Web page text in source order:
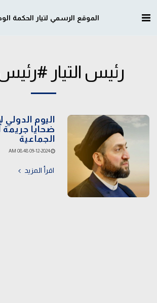
الموقع الرسمي لتيار الحكمة
رئيس التيار #رئيس
اليوم الدولي
ضحايا جريمة
الجماعية
09-12-2024 08:48 AM
اقرأ المزيد